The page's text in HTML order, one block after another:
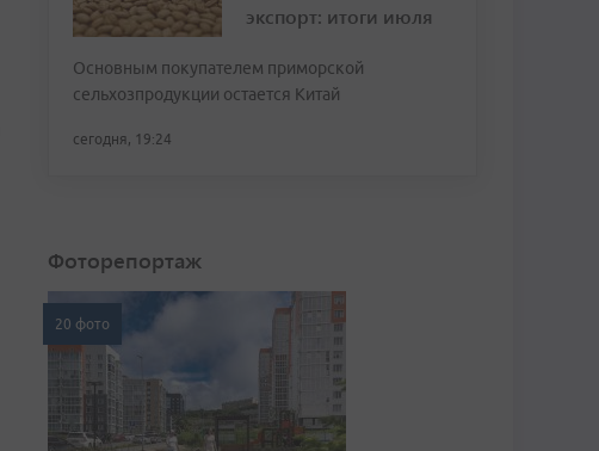
экспорт: итоги июля
Основным покупателем приморской
сельхозпродукции остается Китай
сегодня, 19:24
Фоторепортаж
20 фото